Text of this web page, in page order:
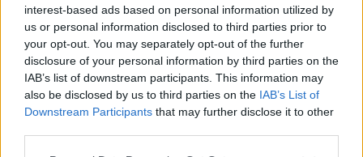
interest-based ads based on personal information utilized by
us or personal information disclosed to third parties prior to
your opt-out. You may separately opt-out of the further
disclosure of your personal information by third parties on the
IAB’s list of downstream participants. This information may
also be disclosed by us to third parties on the IAB’s List of
Downstream Participants that may further disclose it to other
Νία Βαρντάλος – Σπύρος Κατσαγάνης: Μια
σχέση που θυμίζει σενάριο ταινίας και μετρά
πάνω από τέσσερα χρόνια